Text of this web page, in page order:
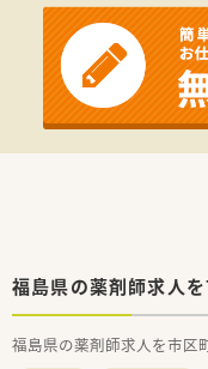
福島県の薬剤師求人
福島県の薬剤師求人を市区